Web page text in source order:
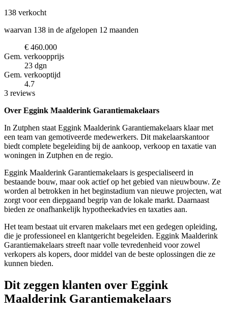
138 verkocht
waarvan 138 in de afgelopen 12 maanden
€ 460.000
Gem. verkoopprijs
23 dgn
Gem. verkooptijd
4.7
3 reviews
Over Eggink Maalderink Garantiemakelaars
In Zutphen staat Eggink Maalderink Garantiemakelaars klaar met
een team van gemotiveerde medewerkers. Dit makelaarskantoor
biedt complete begeleiding bij de aankoop, verkoop en taxatie van
woningen in Zutphen en de regio.
Eggink Maalderink Garantiemakelaars is gespecialiseerd in
bestaande bouw, maar ook actief op het gebied van nieuwbouw. Ze
worden al betrokken in het beginstadium van nieuwe projecten, wat
zorgt voor een diepgaand begrip van de lokale markt. Daarnaast
bieden ze onafhankelijk hypotheekadvies en taxaties aan.
Het team bestaat uit ervaren makelaars met een gedegen opleiding,
die je professioneel en klantgericht begeleiden. Eggink Maalderink
Garantiemakelaars streeft naar volle tevredenheid voor zowel
verkopers als kopers, door middel van de beste oplossingen die ze
kunnen bieden.
Dit zeggen klanten over Eggink
Maalderink Garantiemakelaars